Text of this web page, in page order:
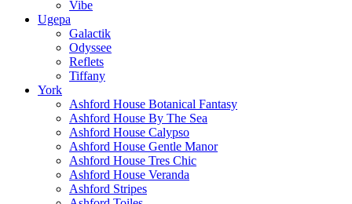
Vibe
Ugepa
Galactik
Odyssee
Reflets
Tiffany
York
Ashford House Botanical Fantasy
Ashford House By The Sea
Ashford House Calypso
Ashford House Gentle Manor
Ashford House Tres Chic
Ashford House Veranda
Ashford Stripes